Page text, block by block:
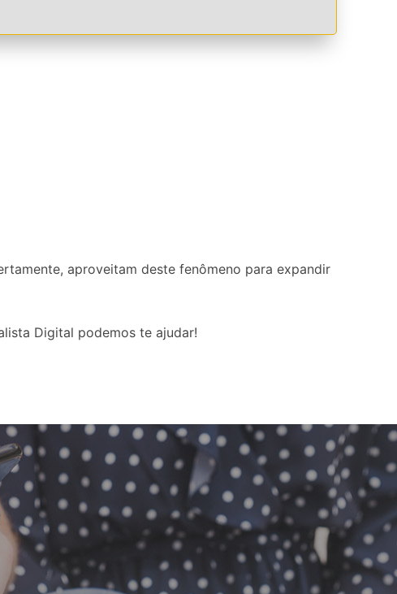
aproveitam deste fenômeno para expandir
Digital podemos te ajudar!